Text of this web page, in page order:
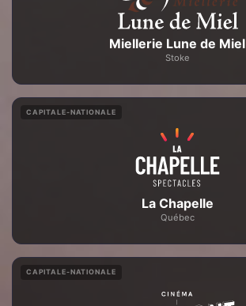
Miellerie Lune de Miel
Stoke
CAPITALE-NATIONALE
La Chapelle
Québec
CAPITALE-NATIONALE